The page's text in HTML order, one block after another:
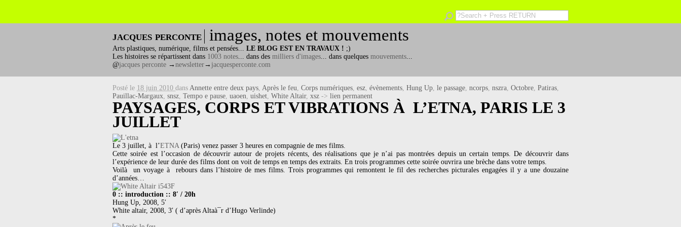
jacques perconte images, notes et mouvements
Arts plastiques, numérique, films et pensées... LE BLOG EST EN TRAVAUX ! ;)
Les histoires se répartissent dans 1003 notes... dans des milliers d'images... dans quelques mouvements...
@jacques perconte → newsletter→ jacquesperconte.com
Posté le 18 juin 2010 dans Annette entre deux pays, Après le feu, Corps numériques, esz, évènements, Hung Up, le passage, ncorps, nszra, Octobre, Patiras,
Pauillac-Margaux, snsz, Tempo e pause, uaoen, uishet, White Altair, xsz -> lien permanent
PAYSAGES, CORPS ET VIBRATIONS À L’ETNA, PARIS LE 3
JUILLET
Le 3 juillet, à l’ETNA(Paris) venez passer 3 heures en compagnie de mes films.
Cette soirée est l’occasion de découvrir autour de projets récents, des réalisations que je n’ai pas montrées depuis un certain temps. De découvrir dans
l’expérience de leur durée des films dont on voit de temps en temps des extraits. En trois programmes cette soirée ouvrira une brèche dans votre temps.
Voilà un voyage à rebours dans l’histoire de mes films. Trois programmes qui remontent le fil des recherches picturales engagées il y a une douzaine
d’années…
0 :: introduction :: 8′ / 20h
Hung Up, 2008, 5′
White altair, 2008, 3′ ( d’après Altaà¯r d’Hugo Verlinde)
*